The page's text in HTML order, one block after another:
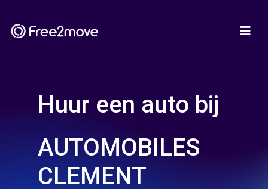
Huur een auto bij
AUTOMOBILES
CLEMENT